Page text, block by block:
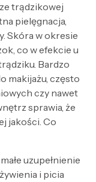
trądzikowej
pielęgnacja,
Skóra w okresie
co w efekcie u
Bardzo
makijażu, często
czy nawet
sprawia, że
jakości. Co
uzupełnienie
i picia